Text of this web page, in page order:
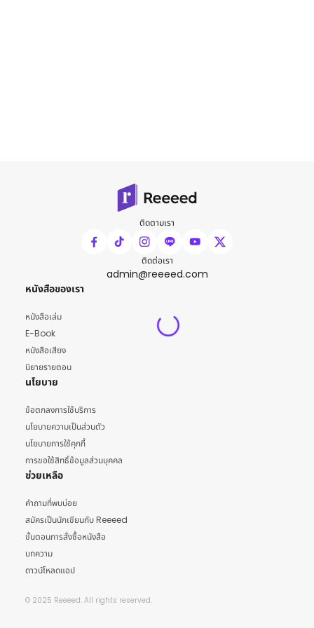
ติดตามเรา
ติดต่อเรา
admin@reeeed.com
หนังสือของเรา
หนังสือเล่ม
E-Book
หนังสือเสียง
นิยายรายตอน
นโยบาย
ข้อตกลงการใช้บริการ
นโยบายความเป็นส่วนตัว
นโยบายการใช้คุกกี้
การขอใช้สิทธิ์ข้อมูลส่วนบุคคล
ช่วยเหลือ
คำถามที่พบบ่อย
สมัครเป็นนักเขียนกับ Reeeed
ขั้นตอนการสั่งซื้อหนังสือ
บทความ
ดาวน์โหลดแอป
© 2025 Reeeed. All rights reserved.